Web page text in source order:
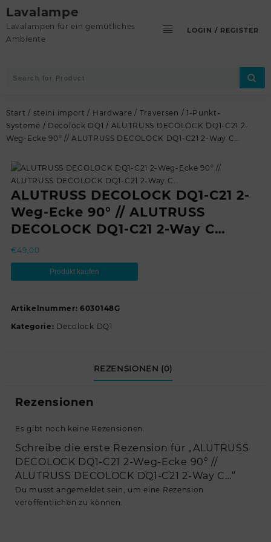
Skip
to
content
Lavalampe
Lavalampen für ein gemütliches
Ambiente
LOGIN / REGISTER
Start / steini import / Hardware / Traversen / 1-Punkt-
Systeme / Decolock DQ1 / ALUTRUSS DECOLOCK DQ1-C21 2-
Weg-Ecke 90° // ALUTRUSS DECOLOCK DQ1-C21 2-Way C…
ALUTRUSS DECOLOCK DQ1-C21 2-
Weg-Ecke 90° // ALUTRUSS
DECOLOCK DQ1-C21 2-Way C…
€49,00
Produkt kaufen
Artikelnummer: 6030148G
Kategorie: Decolock DQ1
REZENSIONEN (0)
Rezensionen
Es gibt noch keine Rezensionen.
Schreibe die erste Rezension für „ALUTRUSS
DECOLOCK DQ1-C21 2-Weg-Ecke 90° //
ALUTRUSS DECOLOCK DQ1-C21 2-Way C…“
Du musst angemeldet sein, um eine Rezension
veröffentlichen zu können.